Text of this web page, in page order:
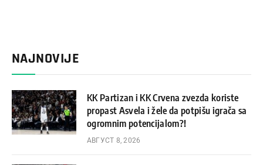
NAJNOVIJE
KK Partizan i KK Crvena zvezda koriste
propast Asvela i žele da potpišu igrača sa
ogromnim potencijalom?!
АВГУСТ 8, 2026